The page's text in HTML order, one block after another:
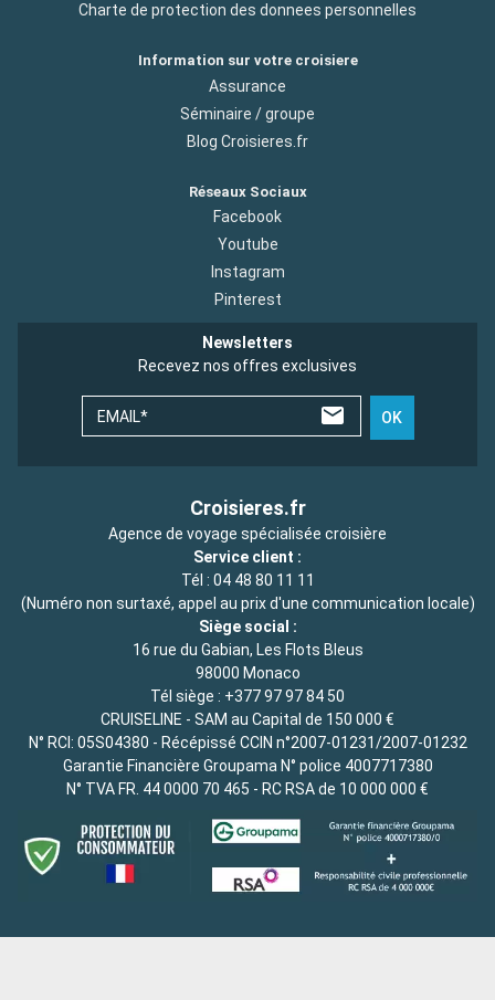
Charte de protection des donnees personnelles
Information sur votre croisiere
Assurance
Séminaire / groupe
Blog Croisieres.fr
Réseaux Sociaux
Facebook
Youtube
Instagram
Pinterest
Newsletters
Recevez nos offres exclusives
EMAIL* OK
Croisieres.fr
Agence de voyage spécialisée croisière
Service client :
Tél : 04 48 80 11 11
(Numéro non surtaxé, appel au prix d'une communication locale)
Siège social :
16 rue du Gabian, Les Flots Bleus
98000 Monaco
Tél siège : +377 97 97 84 50
CRUISELINE - SAM au Capital de 150 000 €
N° RCI: 05S04380 - Récépissé CCIN n°2007-01231/2007-01232
Garantie Financière Groupama N° police 4007717380
N° TVA FR. 44 0000 70 465 - RC RSA de 10 000 000 €